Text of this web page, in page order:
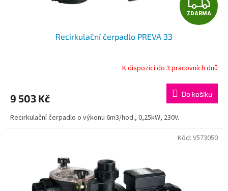
D
R
M
A
ZDARMA
Recirkulační čerpadlo PREVA 33
K dispozici do 3 pracovních dnů
9 503 Kč Do košíku
Recirkulační čerpadlo o výkonu 6m3/hod., 0,25kW, 230V.
Kód: V573050